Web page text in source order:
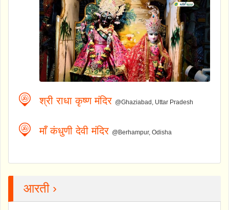
श्री राधा कृष्ण मंदिर @Ghaziabad, Uttar Pradesh
माँ कंधुणी देवी मंदिर @Berhampur, Odisha
आरती ›